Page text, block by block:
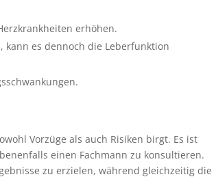
erhöhen.
es dennoch die Leberfunktion
Vorzüge als auch Risiken birgt. Es ist
einen Fachmann zu konsultieren.
zu erzielen, während gleichzeitig die